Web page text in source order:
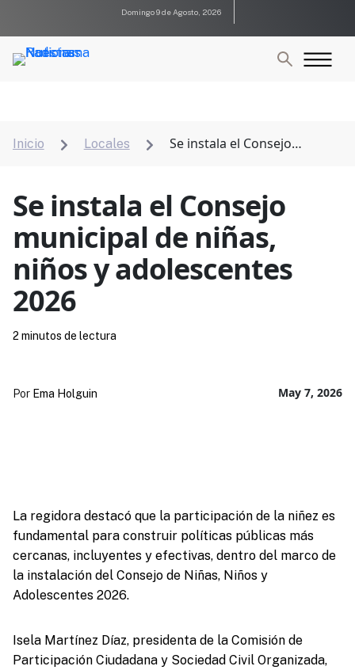
Domingo 9 de Agosto, 2026
Inicio  Locales 
Se instala el Consejo
Se instala el Consejo
municipal de niñas,
niños y adolescentes
2026
May 7, 2026
Por Ema Holguin
2 minutos de lectura
La regidora destacó que la participación de la niñez es
fundamental para construir políticas públicas más
cercanas, incluyentes y efectivas, dentro del marco de
la instalación del Consejo de Niñas, Niños y
Adolescentes 2026.
Isela Martínez Díaz, presidenta de la Comisión de
Participación Ciudadana y Sociedad Civil Organizada,